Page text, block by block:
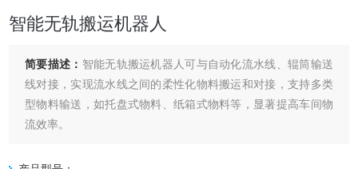
智能无轨搬运机器人
简要描述： 智能无轨搬运机器人可与自动化流水线、辊筒输送
线对接，实现流水线之间的柔性化物料搬运和对接，支持多类
型物料输送，如托盘式物料、纸箱式物料等，显著提高车间物
流效率。